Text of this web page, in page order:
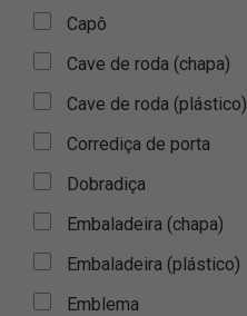
Capô
Cave de roda (chapa)
Cave de roda (plástico)
Corrediça de porta
Dobradiça
Embaladeira (chapa)
Embaladeira (plástico)
Emblema